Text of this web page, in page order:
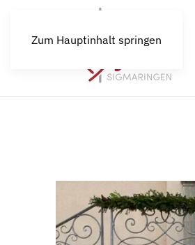
Zum Hauptinhalt springen